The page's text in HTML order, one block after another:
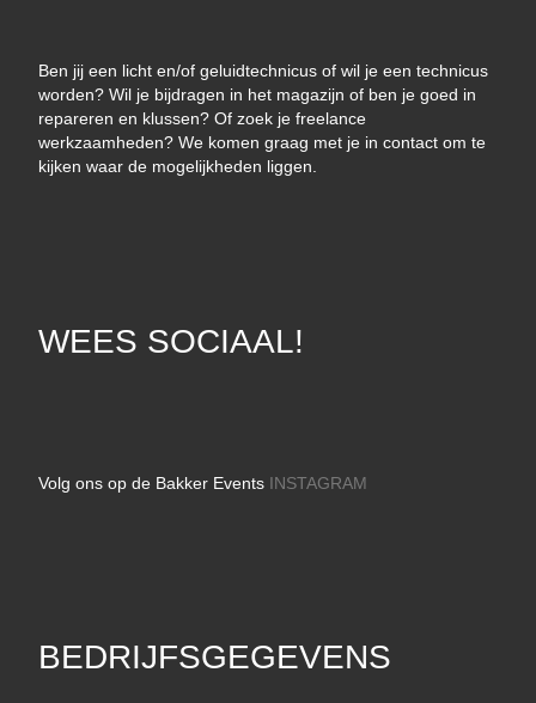
Ben jij een licht en/of geluidtechnicus of wil je een technicus
worden? Wil je bijdragen in het magazijn of ben je goed in
repareren en klussen? Of zoek je freelance
werkzaamheden? We komen graag met je in contact om te
kijken waar de mogelijkheden liggen.
WEES SOCIAAL!
Volg ons op de Bakker Events INSTAGRAM
BEDRIJFSGEGEVENS